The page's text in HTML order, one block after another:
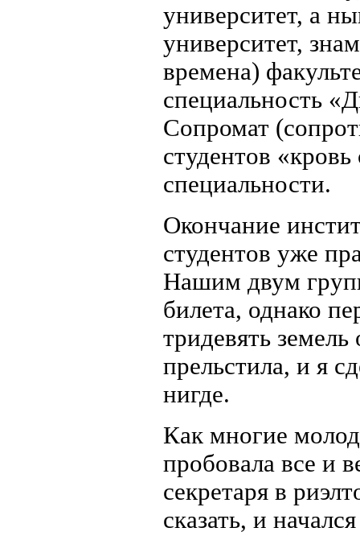
университет, а
университет,
времена)
специальность
Сопромат
студентов
специальности.
Окончание
студентов уже
Нашим двум
билета, однако
тридевять
прельстила, и я
нигде.
Как многие
пробовала все и
секретаря в
сказать, и